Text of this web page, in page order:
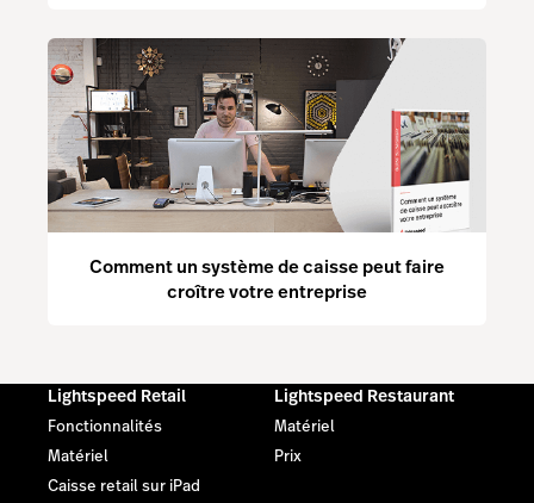
Comment un système de caisse peut faire
croître votre entreprise
Lightspeed Retail
Fonctionnalités
Matériel
Caisse retail sur iPad
Lightspeed Restaurant
Matériel
Prix